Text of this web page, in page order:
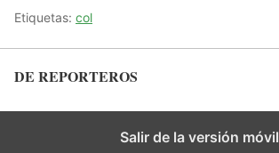
Etiquetas: col
DE REPORTEROS
Salir de la versión móvil